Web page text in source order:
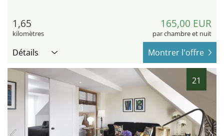
1,65
kilomètres
165,00 EUR
par chambre et nuit
Détails Montrer l'offre
21